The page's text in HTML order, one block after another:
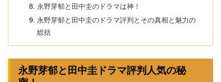
永野芽郁と田中圭のドラマは神！
永野芽郁と田中圭のドラマ評判とその真相と魅力の
総括
永野芽郁と田中圭ドラマ評判人気の秘